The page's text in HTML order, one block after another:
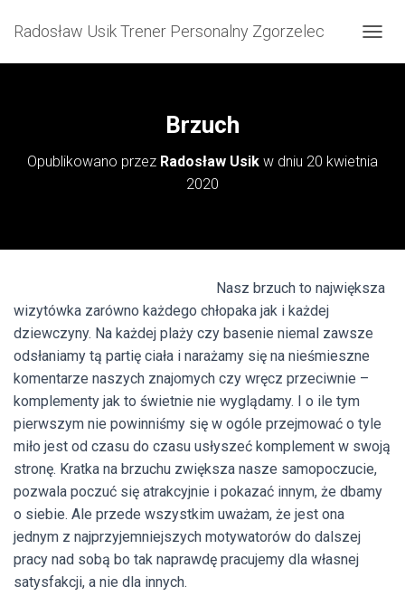
Radosław Usik Trener Personalny Zgorzelec
R
Z
G
C
Brzuch
Opublikowano przez Radosław Usik w dniu 20 kwietnia
2020
Nasz brzuch to największa
wizytówka zarówno każdego chłopaka jak i każdej
dziewczyny. Na każdej plaży czy basenie niemal zawsze
odsłaniamy tą partię ciała i narażamy się na nieśmieszne
komentarze naszych znajomych czy wręcz przeciwnie –
komplementy jak to świetnie nie wyglądamy. I o ile tym
pierwszym nie powinniśmy się w ogóle przejmować o tyle
miło jest od czasu do czasu usłyszeć komplement w swoją
stronę. Kratka na brzuchu zwiększa nasze samopoczucie,
pozwala poczuć się atrakcyjnie i pokazać innym, że dbamy
o siebie. Ale przede wszystkim uważam, że jest ona
jednym z najprzyjemniejszych motywatorów do dalszej
pracy nad sobą bo tak naprawdę pracujemy dla własnej
satysfakcji, a nie dla innych.